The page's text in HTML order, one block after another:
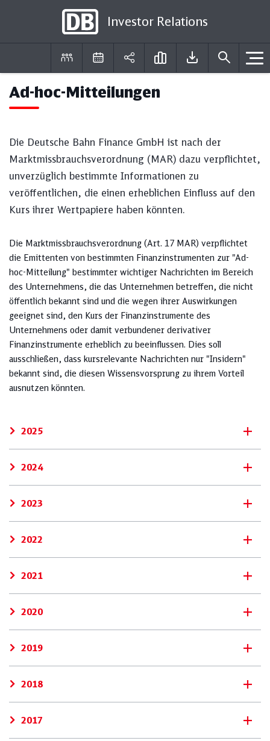
Investor Relations
DE EN
Ad-hoc-Mitteilungen
Die Deutsche Bahn Finance GmbH ist nach der
Marktmissbrauchsverordnung (MAR) dazu verpflichtet,
unverzüglich bestimmte Informationen zu
veröffentlichen, die einen erheblichen Einfluss auf den
Kurs ihrer Wertpapiere haben könnten.
Die Marktmissbrauchsverordnung (Art. 17 MAR) verpflichtet
die Emittenten von bestimmten Finanzinstrumenten zur "Ad-
hoc-Mitteilung" bestimmter wichtiger Nachrichten im Bereich
des Unternehmens, die das Unternehmen betreffen, die nicht
öffentlich bekannt sind und die wegen ihrer Auswirkungen
geeignet sind, den Kurs der Finanzinstrumente des
Unternehmens oder damit verbundener derivativer
Finanzinstrumente erheblich zu beeinflussen. Dies soll
ausschließen, dass kursrelevante Nachrichten nur "Insidern"
bekannt sind, die diesen Wissensvorsprung zu ihrem Vorteil
ausnutzen könnten.
2025
2024
2023
2022
2021
2020
2019
2018
2017